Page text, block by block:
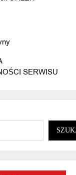
SERWISU